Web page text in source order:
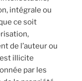
intégrale ou
ce soit
de l’auteur ou
illicite
par les